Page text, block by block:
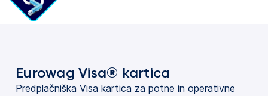
Eurowag Visa® kartica
Predplačniška Visa kartica za potne in operativne